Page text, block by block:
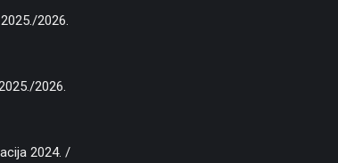
2026.
2026.
2024. /